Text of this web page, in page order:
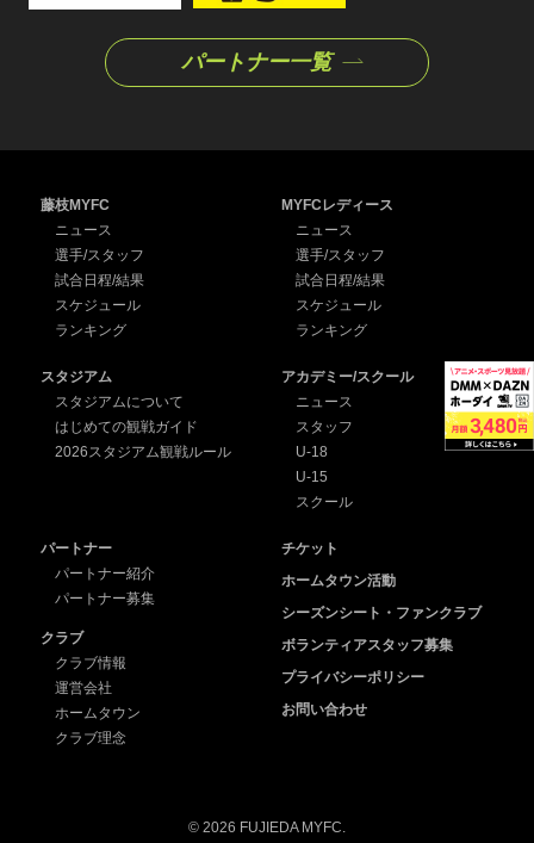
パートナー一覧
藤枝MYFC
ニュース
選手/スタッフ
試合日程/結果
スケジュール
ランキング
MYFCレディース
ニュース
選手/スタッフ
試合日程/結果
スケジュール
ランキング
スタジアム
スタジアムについて
はじめての観戦ガイド
2026スタジアム観戦ルール
アカデミー/スクール
ニュース
スタッフ
U-18
U-15
スクール
パートナー
パートナー紹介
パートナー募集
クラブ
クラブ情報
運営会社
ホームタウン
クラブ理念
チケット
ホームタウン活動
シーズンシート・ファンクラブ
ボランティアスタッフ募集
プライバシーポリシー
お問い合わせ
© 2026 FUJIEDA MYFC.